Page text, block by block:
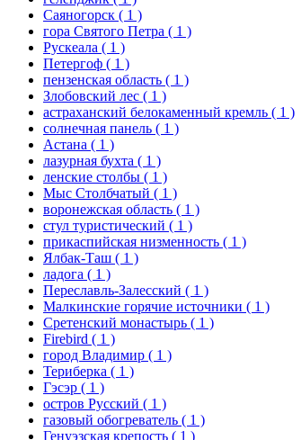
Саяногорск ( 1 )
гора Святого Петра ( 1 )
Рускеала ( 1 )
Петергоф ( 1 )
пензенская область ( 1 )
Злобовский лес ( 1 )
астраханский белокаменный кремль ( 1 )
солнечная панель ( 1 )
Астана ( 1 )
лазурная бухта ( 1 )
ленские столбы ( 1 )
Мыс Столбчатый ( 1 )
воронежская область ( 1 )
стул туристический ( 1 )
прикаспийская низменность ( 1 )
Ялбак-Таш ( 1 )
ладога ( 1 )
Переславль-Залесский ( 1 )
Малкинские горячие источники ( 1 )
Сретенский монастырь ( 1 )
Firebird ( 1 )
город Владимир ( 1 )
Териберка ( 1 )
Гэсэр ( 1 )
остров Русский ( 1 )
газовый обогреватель ( 1 )
Генуэзская крепость ( 1 )